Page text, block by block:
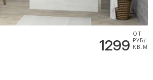
1299
ОТ
РУБ/
КВ.М